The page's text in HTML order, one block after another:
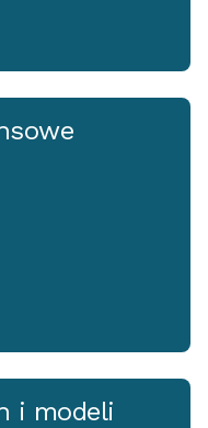
i modeli